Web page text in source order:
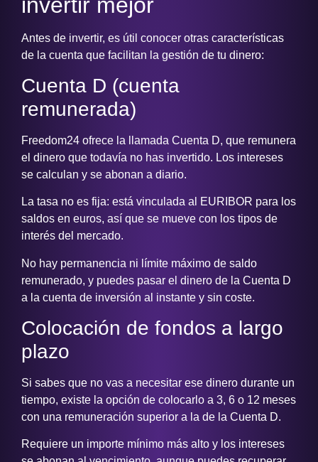
Antes de invertir, es útil conocer otras características
de la cuenta que facilitan la gestión de tu dinero:
Cuenta D (cuenta
remunerada)
Freedom24 ofrece la llamada Cuenta D, que remunera
el dinero que todavía no has invertido. Los intereses
se calculan y se abonan a diario.
La tasa no es fija: está vinculada al EURIBOR para los
saldos en euros, así que se mueve con los tipos de
interés del mercado.
No hay permanencia ni límite máximo de saldo
remunerado, y puedes pasar el dinero de la Cuenta D
a la cuenta de inversión al instante y sin coste.
Colocación de fondos a largo
plazo
Si sabes que no vas a necesitar ese dinero durante un
tiempo, existe la opción de colocarlo a 3, 6 o 12 meses
con una remuneración superior a la de la Cuenta D.
Requiere un importe mínimo más alto y los intereses